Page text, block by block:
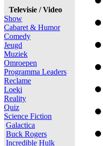
Televisie / Video
Show
Cabaret & Humor
Comedy
Jeugd
Muziek
Omroepen
Programma Leaders
Reclame
Loeki
Reality
Quiz
Science Fiction
Galactica
Buck Rogers
Incredible Hulk